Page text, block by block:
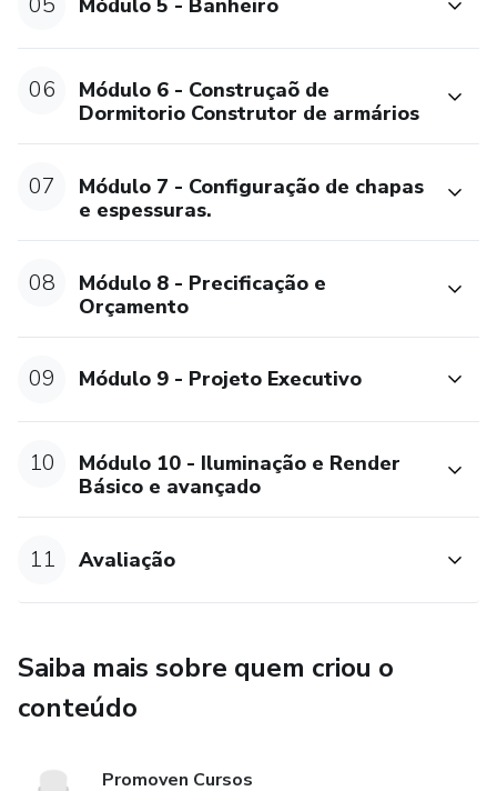
• Banheiro, criação completa;
• Sancas e rodapé;
• Perfil, furação de granitos e roda teto;
• Precificação de materiais;
• Orçamento para clientes;
• Plano de corte. Aprendendo sobre a integração com a
ferramenta Promob Cut;
• Impressão do projeto;
• Cotas;
• Render e iluminação;
Módulo 5 - Banheiro
06
Módulo 6 - Construçaõ de
Dormitorio Construtor de armários
07
Módulo 7 - Configuração de chapas
e espessuras.
08
Módulo 8 - Precificação e
Orçamento
09 Módulo 9 - Projeto Executivo
10
Módulo 10 - Iluminação e Render
Básico e avançado
11 Avaliação
Saiba mais sobre quem criou o
conteúdo
Promoven Cursos